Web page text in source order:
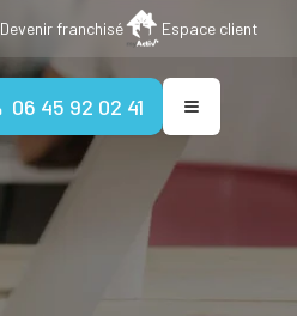
Devenir franchisé Espace client
06 45 92 02 41